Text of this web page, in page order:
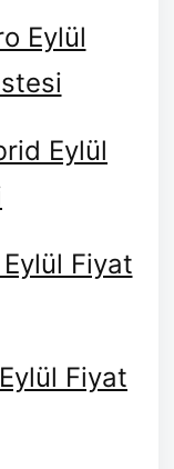
Eylül
Eylül
Fiyat
Fiyat